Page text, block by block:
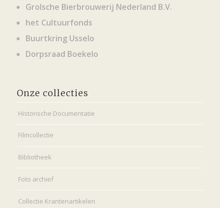
Grolsche Bierbrouwerij Nederland B.V.
het Cultuurfonds
Buurtkring Usselo
Dorpsraad Boekelo
Onze collecties
Historische Documentatie
Filmcollectie
Bibliotheek
Foto archief
Collectie Krantenartikelen